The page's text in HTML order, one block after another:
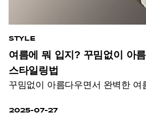
STYLE
여름에 뭐 입지? 꾸밈없이 아
스타일링법
꾸밈없이 아름다우면서 완벽한 여
2025-07-27